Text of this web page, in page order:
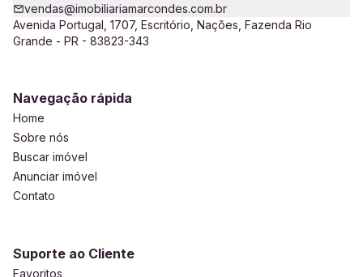
vendas@imobiliariamarcondes.com.br
Avenida Portugal, 1707, Escritório, Nações, Fazenda Rio
Grande - PR - 83823-343
Navegação rápida
Home
Sobre nós
Buscar imóvel
Anunciar imóvel
Contato
Suporte ao Cliente
Favoritos